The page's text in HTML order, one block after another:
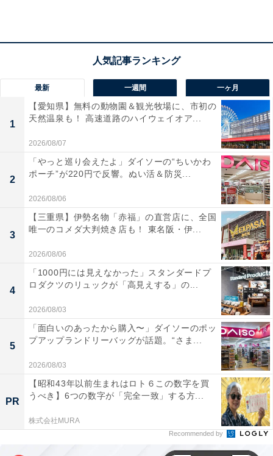
「美湯松帆の郷」の口コミは？
「美湯松帆の郷」には以下のような口コミが寄せられて
います。
露天風呂から目の前に広がる明石海峡大橋の絶景
は、夕暮れから夜景に変わる時間帯が特に感動的で
した。ライトアップされた大橋を眺めながらの入浴
は、言葉にできないほど贅沢な体験でした。
和風と洋風の2種の浴場があり、ジャグジーやバイ
最新 一週間 一ヶ月
1
【愛知県】無料の動物園＆観光牧場に、市初の
天然温泉も！ 高速道路のハイウェイオア...
2026/08/07
2
「やっと巡り会えたよ」ダイソーの“ちいかわ
ポーチ”が220円で反響。ぬい活＆防災...
2026/08/06
3
【三重県】伊勢名物「赤福」の直営店に、全国
唯一のコメダ大判焼き店も！ 東名阪・伊...
2026/08/06
4
「1000円には見えなかった」スタンダードプ
ロダクツのリュックが「高見えする」の...
2026/08/03
5
「面白いのあったから購入〜」ダイソーのポッ
プアップランドリーバッグが話題。“さま...
2026/08/03
PR
【昭和43年以前生まれはロト６この数字を買
うべき】6つの数字が「完全一致」する方...
株式会社MURA
Recommended by